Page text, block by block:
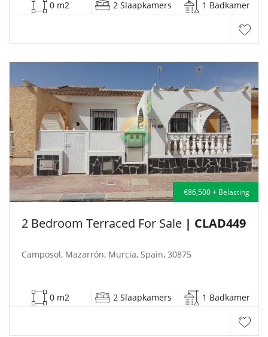
0 m2 2 Slaapkamers 1 Badkamer
€86,500 + Belasting
2 Bedroom Terraced For Sale | CLAD449
Camposol, Mazarrón, Murcia, Spain, 30875
0 m2 2 Slaapkamers 1 Badkamer